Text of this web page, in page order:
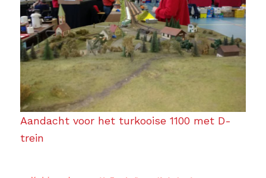
Aandacht voor het turkooise 1100 met D-
trein